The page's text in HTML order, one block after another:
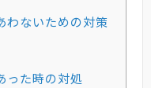
わないための対策
った時の対処